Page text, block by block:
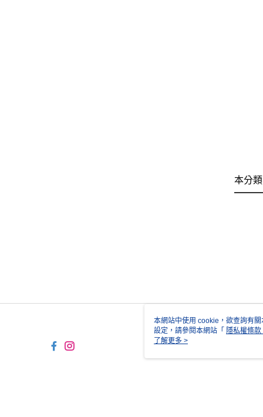
本分
本網站中使用 cookie，欲查詢有
設定，請參閱本網站「 隱私權條款
使用 cookie。
了解更多 >